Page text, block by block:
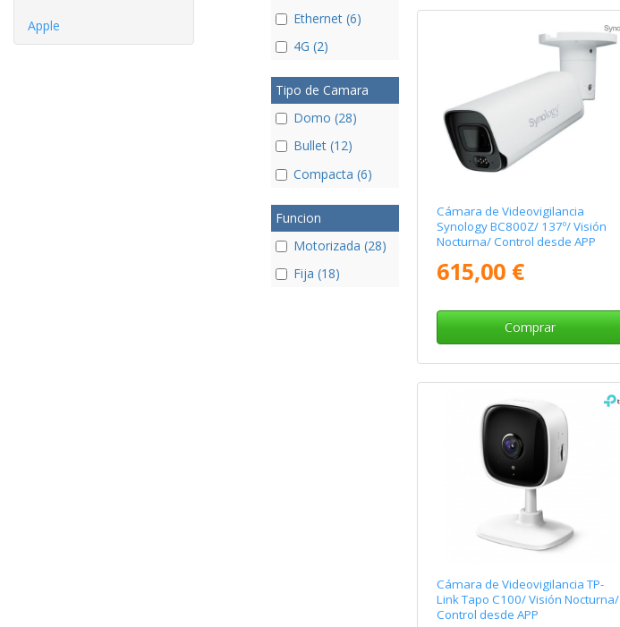
Apple
Ethernet (6)
4G (2)
Tipo de Camara
Domo (28)
Bullet (12)
Compacta (6)
Funcion
Motorizada (28)
Fija (18)
Cámara de Videovigilancia
Synology BC800Z/ 137º/ Visión
Nocturna/ Control desde APP
615,00 €
Comprar
Cámara de Videovigilancia TP-
Link Tapo C100/ Visión Nocturna/
Control desde APP